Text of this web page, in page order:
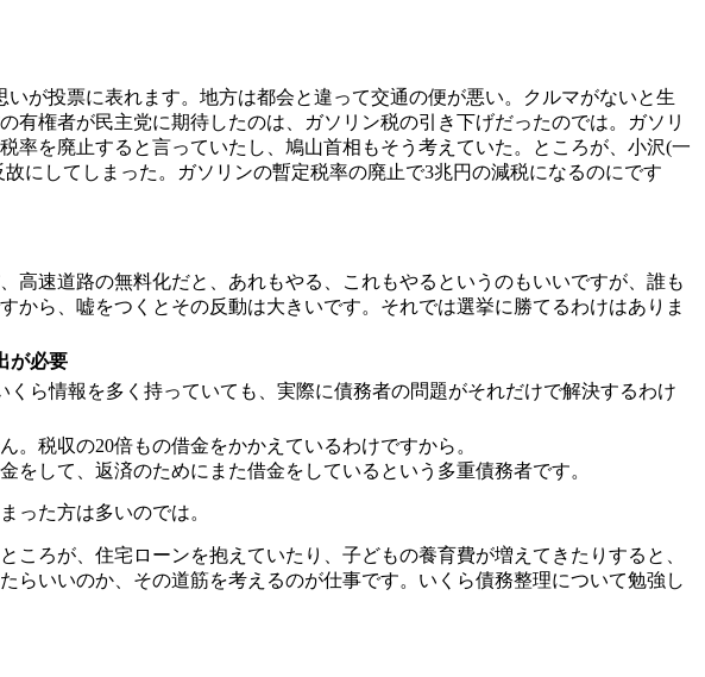
が投票に表れます。地方は都会と違って交通の便が悪い。クルマがないと生
権者が民主党に期待したのは、ガソリン税の引き下げだったのでは。ガソリ
を廃止すると言っていたし、鳩山首相もそう考えていた。ところが、小沢(一
にしてしまった。ガソリンの暫定税率の廃止で3兆円の減税になるのにです
速道路の無料化だと、あれもやる、これもやるというのもいいですが、誰も
ら、嘘をつくとその反動は大きいです。それでは選挙に勝てるわけはありま
が必要
ら情報を多く持っていても、実際に債務者の問題がそれだけで解決するわけ
税収の20倍もの借金をかかえているわけですから。
して、返済のためにまた借金をしているという多重債務者です。
った方は多いのでは。
ろが、住宅ローンを抱えていたり、子どもの養育費が増えてきたりすると、
いいのか、その道筋を考えるのが仕事です。いくら債務整理について勉強し